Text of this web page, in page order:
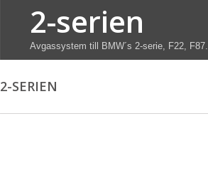
2-serien
Avgassystem till BMW´s 2-serie, F22, F87.
2-SERIEN